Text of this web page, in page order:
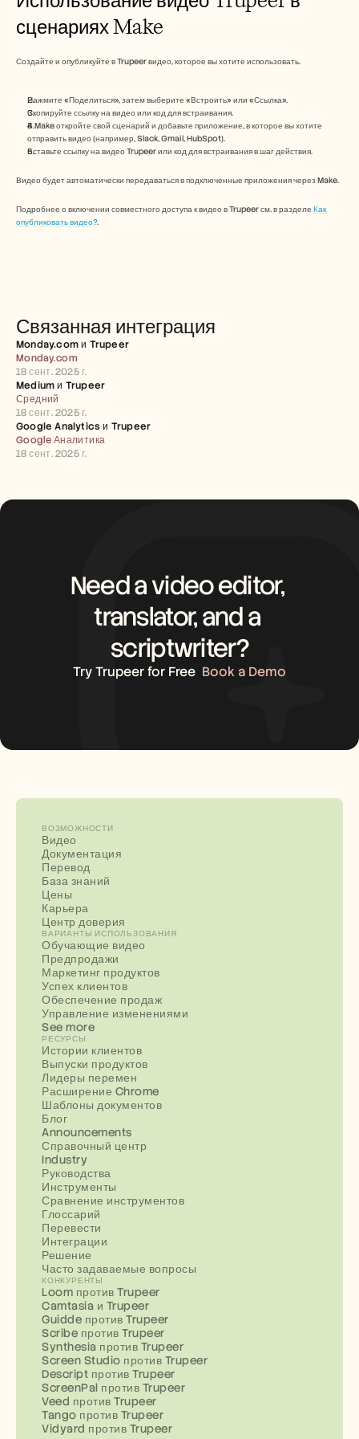
сценариях Make
Создайте и опубликуйте в Trupeer видео, которое вы хотите использовать.
Нажмите «Поделиться», затем выберите «Встроить» или «Ссылка».
Скопируйте ссылку на видео или код для встраивания.
В Make откройте свой сценарий и добавьте приложение, в которое вы хотите
отправить видео (например, Slack, Gmail, HubSpot).
Вставьте ссылку на видео Trupeer или код для встраивания в шаг действия.
Видео будет автоматически передаваться в подключенные приложения через Make.
Подробнее о включении совместного доступа к видео в Trupeer см. в разделе Как
опубликовать видео?.
Связанная интеграция
Monday.com и Trupeer
Monday.com
18 сент. 2025 г.
Medium и Trupeer
Средний
18 сент. 2025 г.
Google Analytics и Trupeer
Google Аналитика
18 сент. 2025 г.
Need a video editor,
translator, and a
scriptwriter?
Try Trupeer for Free Book a Demo
ВОЗМОЖНОСТИ
Видео
Документация
Перевод
База знаний
Цены
Карьера
Центр доверия
ВАРИАНТЫ ИСПОЛЬЗОВАНИЯ
Обучающие видео
Предпродажи
Маркетинг продуктов
Успех клиентов
Обеспечение продаж
Управление изменениями
See more
РЕСУРСЫ
Истории клиентов
Выпуски продуктов
Лидеры перемен
Расширение Chrome
Шаблоны документов
Блог
Announcements
Справочный центр
Industry
Руководства
Инструменты
Сравнение инструментов
Глоссарий
Перевести
Интеграции
Решение
Часто задаваемые вопросы
КОНКУРЕНТЫ
Loom против Trupeer
Camtasia и Trupeer
Guidde против Trupeer
Scribe против Trupeer
Synthesia против Trupeer
Screen Studio против Trupeer
Descript против Trupeer
ScreenPal против Trupeer
Veed против Trupeer
Tango против Trupeer
Vidyard против Trupeer
Customer Stories
Pricing
Careers
Часто задаваемые вопросы
Объявление
ВАРИАНТЫ ИСПОЛЬЗОВАНИЯ
Обеспечение продаж
Предпродажи
Маркетинг продуктов
Успех клиентов
Обучение